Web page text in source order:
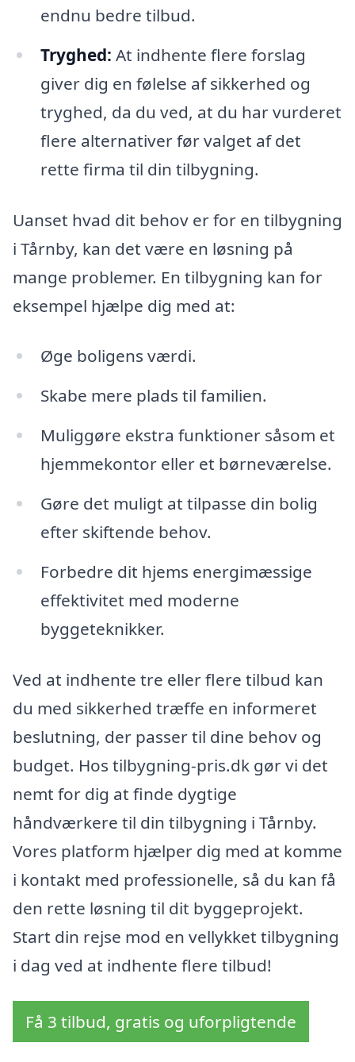
endnu bedre tilbud.
Tryghed: At indhente flere forslag
giver dig en følelse af sikkerhed og
tryghed, da du ved, at du har vurderet
flere alternativer før valget af det
rette firma til din tilbygning.
Uanset hvad dit behov er for en tilbygning
i Tårnby, kan det være en løsning på
mange problemer. En tilbygning kan for
eksempel hjælpe dig med at:
Øge boligens værdi.
Skabe mere plads til familien.
Muliggøre ekstra funktioner såsom et
hjemmekontor eller et børneværelse.
Gøre det muligt at tilpasse din bolig
efter skiftende behov.
Forbedre dit hjems energimæssige
effektivitet med moderne
byggeteknikker.
Ved at indhente tre eller flere tilbud kan
du med sikkerhed træffe en informeret
beslutning, der passer til dine behov og
budget. Hos tilbygning-pris.dk gør vi det
nemt for dig at finde dygtige
håndværkere til din tilbygning i Tårnby.
Vores platform hjælper dig med at komme
i kontakt med professionelle, så du kan få
den rette løsning til dit byggeprojekt.
Start din rejse mod en vellykket tilbygning
i dag ved at indhente flere tilbud!
Få 3 tilbud, gratis og uforpligtende